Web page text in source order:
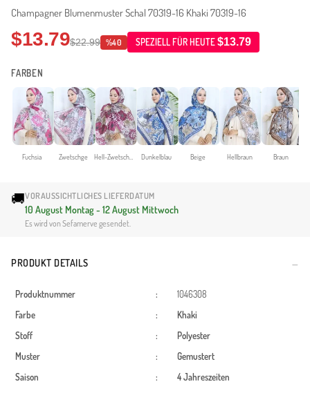
Champagner Blumenmuster Schal 70319-16 Khaki 70319-16
$13.79$22.99 %40 SPEZIELL FÜR HEUTE$13.79
FARBEN
Fuchsia Zwetschge Dunkelblau Beige Hellbraun Braun
🚚VORAUSSICHTLICHES LIEFERDATUM
10 August Montag - 12 August Mittwoch
Es wird von Sefamerve gesendet.
PRODUKT DETAILS
Produktnummer :
1046308
Farbe
:
Khaki
Stoff
:
Polyester
Muster
:
Gemustert
Saison
:
4 Jahreszeiten